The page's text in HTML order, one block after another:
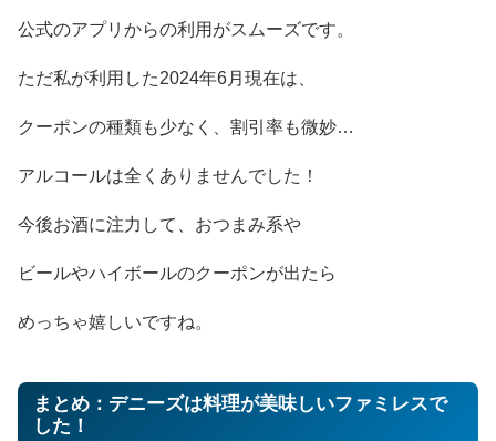
公式のアプリからの利用がスムーズです。
ただ私が利用した2024年6月現在は、
クーポンの種類も少なく、割引率も微妙…
アルコールは全くありませんでした！
今後お酒に注力して、おつまみ系や
ビールやハイボールのクーポンが出たら
めっちゃ嬉しいですね。
まとめ：デニーズは料理が美味しいファミレスで
した！